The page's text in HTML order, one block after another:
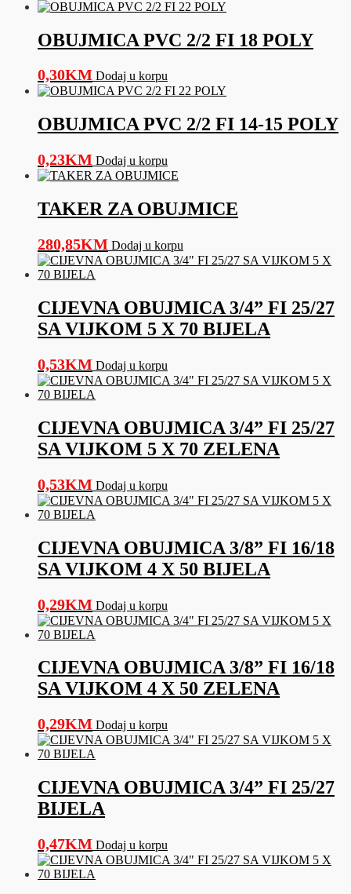
OBUJMICA PVC 2/2 FI 18 POLY
0,30KM Dodaj u korpu
OBUJMICA PVC 2/2 FI 14-15 POLY
0,23KM Dodaj u korpu
TAKER ZA OBUJMICE
280,85KM Dodaj u korpu
CIJEVNA OBUJMICA 3/4” FI 25/27
SA VIJKOM 5 X 70 BIJELA
0,53KM Dodaj u korpu
CIJEVNA OBUJMICA 3/4” FI 25/27
SA VIJKOM 5 X 70 ZELENA
0,53KM Dodaj u korpu
CIJEVNA OBUJMICA 3/8” FI 16/18
SA VIJKOM 4 X 50 BIJELA
0,29KM Dodaj u korpu
CIJEVNA OBUJMICA 3/8” FI 16/18
SA VIJKOM 4 X 50 ZELENA
0,29KM Dodaj u korpu
CIJEVNA OBUJMICA 3/4” FI 25/27
BIJELA
0,47KM Dodaj u korpu